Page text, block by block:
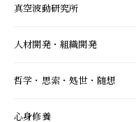
真空波動研究所
人材開発・組織開発
哲学・思索・処世・随想
心身修養